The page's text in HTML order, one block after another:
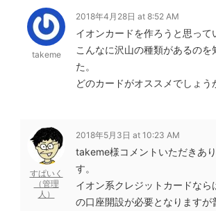
takeme
2018年4月28日 at 8:52 AM
イオンカードを作ろうと思って
こんなに沢山の種類があるのを
た。
どのカードがオススメでしょう
すぱいく
（管理
人）
2018年5月3日 at 10:23 AM
takeme様コメントいただきあ
す。
イオン系クレジットカードなら
の口座開設が必要となりますが